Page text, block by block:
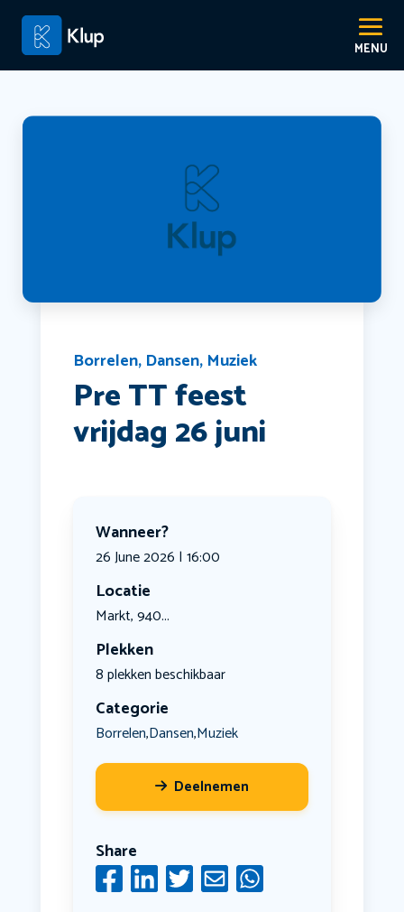
Borrelen, Dansen, Muziek
Pre TT feest
vrijdag 26 juni
Wanneer?
26 June 2026 | 16:00
Locatie
Markt, 940...
Plekken
8 plekken beschikbaar
Categorie
Borrelen,Dansen,Muziek
Deelnemen
Share